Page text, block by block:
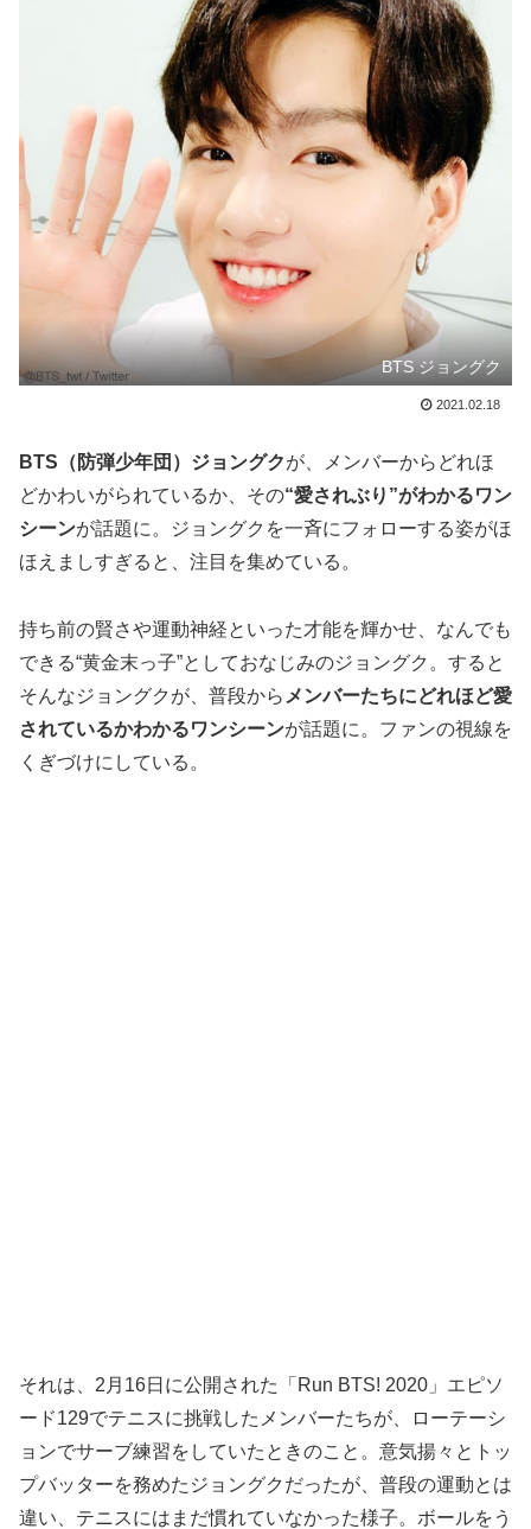
BTS ジョングク
2021.02.18
BTS（防弾少年団）ジョングクが、メンバーからどれほ
どかわいがられているか、その“愛されぶり”がわかるワン
シーンが話題に。ジョングクを一斉にフォローする姿がほ
ほえましすぎると、注目を集めている。
持ち前の賢さや運動神経といった才能を輝かせ、なんでも
できる“黄金末っ子”としておなじみのジョングク。すると
そんなジョングクが、普段から メンバーたちにどれほど愛
されているかわかるワンシーンが話題に。ファンの視線を
くぎづけにしている。
それは、2月16日に公開された「Run BTS! 2020」エピソ
ード129でテニスに挑戦したメンバーたちが、ローテーシ
ョンでサーブ練習をしていたときのこと。意気揚々とトッ
プバッターを務めたジョングクだったが、普段の運動とは
違い、テニスにはまだ慣れていなかった様子。ボールをう